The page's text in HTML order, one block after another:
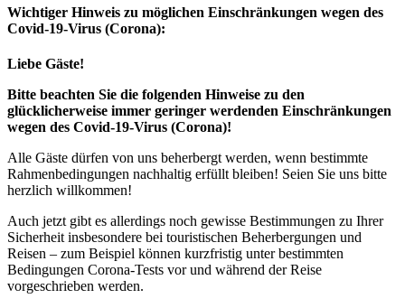
Wichtiger Hinweis zu möglichen Ein­schränk­ungen wegen des
Covid-19-Virus (Corona):
Liebe Gäste!
Bitte beachten Sie die folgenden Hinweise zu den
glücklicherweise immer geringer werdenden Einschränkungen
wegen des Covid-19-Virus (Corona)!
Alle Gäste dürfen von uns beherbergt werden, wenn bestimmte
Rahmenbedingungen nachhaltig erfüllt bleiben! Seien Sie uns bitte
herzlich willkommen!
Auch jetzt gibt es allerdings noch gewisse Bestimmungen zu Ihrer
Sicherheit insbesondere bei touristischen Beherbergungen und
Reisen – zum Beispiel können kurzfristig unter bestimmten
Bedingungen Corona-Tests vor und während der Reise
vorgeschrieben werden.